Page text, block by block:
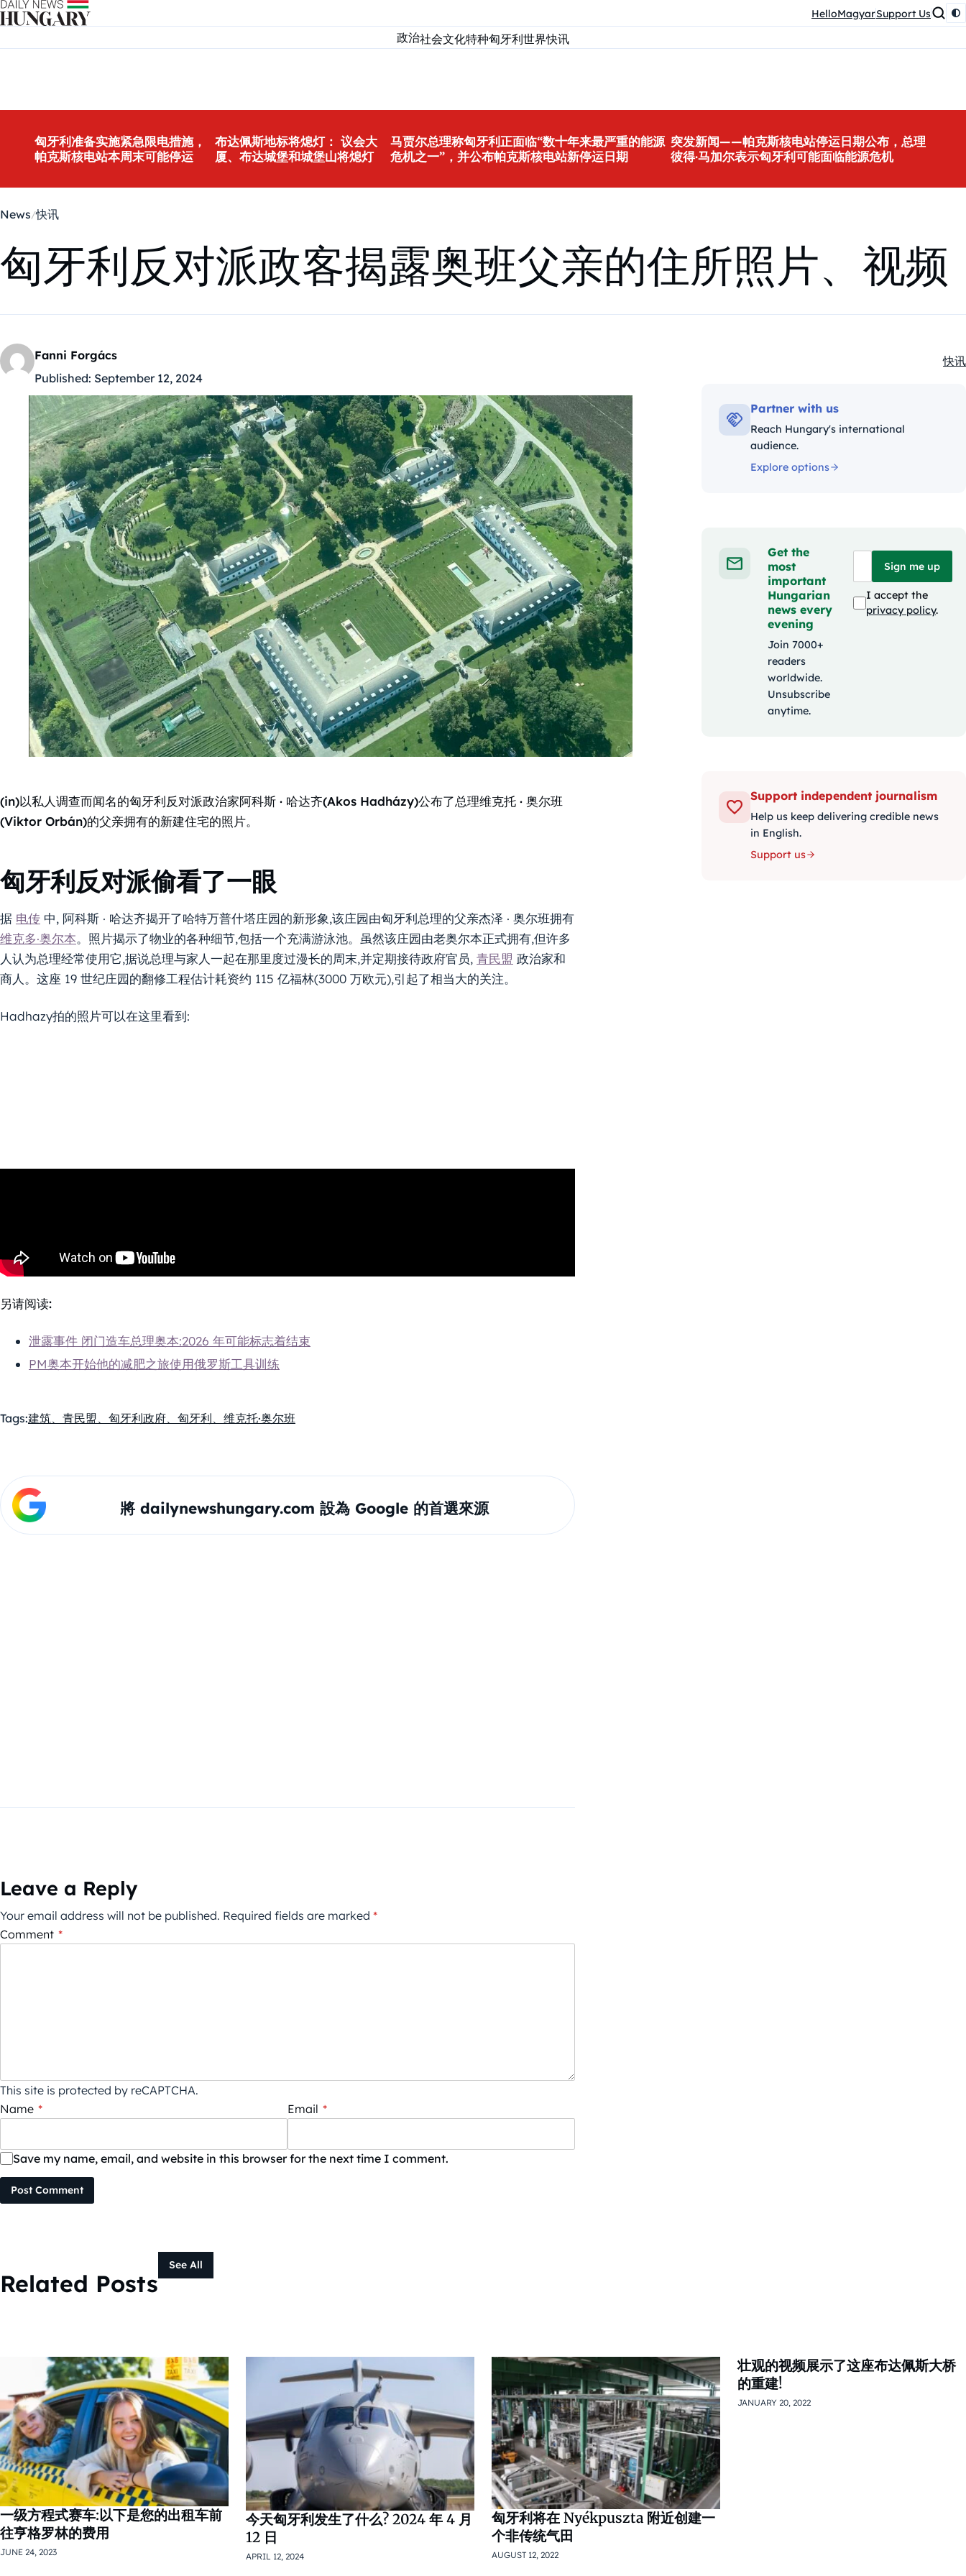
Skip to content HelloMagyarSupport Us
政治社会文化特种匈牙利世界快讯
匈牙利准备实施紧急限电措施，
帕克斯核电站本周末可能停运
布达佩斯地标将熄灯： 议会大
厦、布达城堡和城堡山将熄灯
马贾尔总理称匈牙利正面临“数十年来最严重的能源
危机之一”，并公布帕克斯核电站新停运日期
突发新闻——帕克斯核电站停运日期公布，总理
彼得·马加尔表示匈牙利可能面临能源危机
News 快讯
匈牙利反对派政客揭露奥班父亲的住所照片、视频
Fanni Forgács
Published: September 12, 2024
快讯
(in)以私人调查而闻名的匈牙利反对派政治家阿科斯 · 哈达齐(Akos Hadházy)公布了总理维克托 · 奥尔班
(Viktor Orbán)的父亲拥有的新建住宅的照片。
匈牙利反对派偷看了一眼
据 电传 中, 阿科斯 · 哈达齐揭开了哈特万普什塔庄园的新形象,该庄园由匈牙利总理的父亲杰泽 · 奥尔班拥有
维克多·奥尔本。照片揭示了物业的各种细节,包括一个充满游泳池。虽然该庄园由老奥尔本正式拥有,但许多
人认为总理经常使用它,据说总理与家人一起在那里度过漫长的周末,并定期接待政府官员, 青民盟 政治家和
商人。这座 19 世纪庄园的翻修工程估计耗资约 115 亿福林(3000 万欧元),引起了相当大的关注。
Hadhazy拍的照片可以在这里看到:
另请阅读:
泄露事件 闭门造车总理奥本:2026 年可能标志着结束
PM奥本开始他的减肥之旅使用俄罗斯工具训练
Tags:建筑、青民盟、匈牙利政府、匈牙利、维克托·奥尔班
將 dailynewshungary.com 設為 Google 的首選來源
Leave a Reply
Your email address will not be published. Required fields are marked *
Comment *
This site is protected by reCAPTCHA.
Name * Email *
Save my name, email, and website in this browser for the next time I comment.
Post Comment
Partner with us
Reach Hungary's international
audience.
Explore options
Get the
most
important
Hungarian
news every
evening
Join 7000+
readers
worldwide.
Unsubscribe
anytime.
Sign me up
I accept the
privacy policy.
Support independent journalism
Help us keep delivering credible news
in English.
Support us
Related Posts
See All
一级方程式赛车:以下是您的出租车前
往亨格罗林的费用
JUNE 24, 2023
今天匈牙利发生了什么? 2024 年 4 月
12 日
APRIL 12, 2024
匈牙利将在 Nyékpuszta 附近创建一
个非传统气田
AUGUST 12, 2022
壮观的视频展示了这座布达佩斯大桥
的重建!
JANUARY 20, 2022